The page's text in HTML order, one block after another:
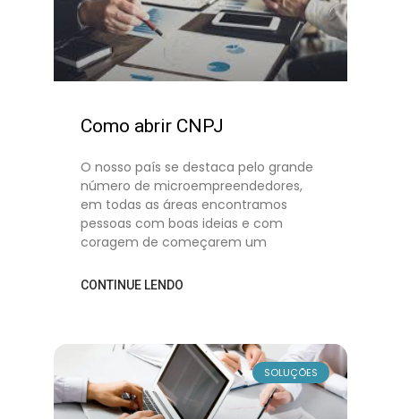
Como abrir CNPJ
O nosso país se destaca pelo grande
número de microempreendedores,
em todas as áreas encontramos
pessoas com boas ideias e com
coragem de começarem um
CONTINUE LENDO
SOLUÇÕES